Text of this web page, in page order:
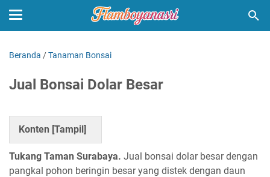
Beranda /Tanaman Bonsai
Jual Bonsai Dolar Besar
Konten [Tampil]
Tukang Taman Surabaya. Jual bonsai dolar besar dengan
pangkal pohon beringin besar yang distek dengan daun